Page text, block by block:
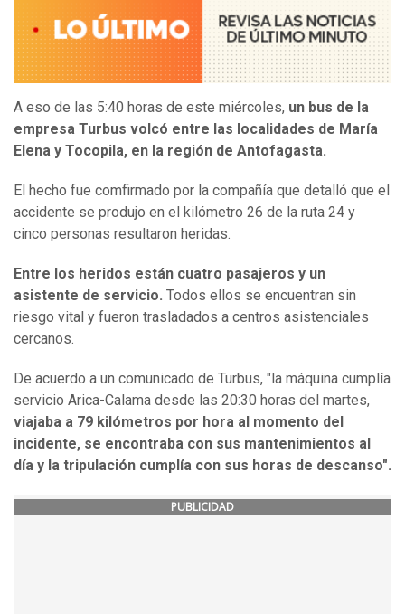
A eso de las 5:40 horas de este miércoles, un bus de la
empresa Turbus volcó entre las localidades de María
Elena y Tocopila, en la región de Antofagasta.
El hecho fue comfirmado por la compañía que detalló que el
accidente se produjo en el kilómetro 26 de la ruta 24 y
cinco personas resultaron heridas.
Entre los heridos están cuatro pasajeros y un
asistente de servicio. Todos ellos se encuentran sin
riesgo vital y fueron trasladados a centros asistenciales
cercanos.
De acuerdo a un comunicado de Turbus, "la máquina cumplía
servicio Arica-Calama desde las 20:30 horas del martes,
viajaba a 79 kilómetros por hora al momento del
incidente, se encontraba con sus mantenimientos al
día y la tripulación cumplía con sus horas de descanso".
PUBLICIDAD